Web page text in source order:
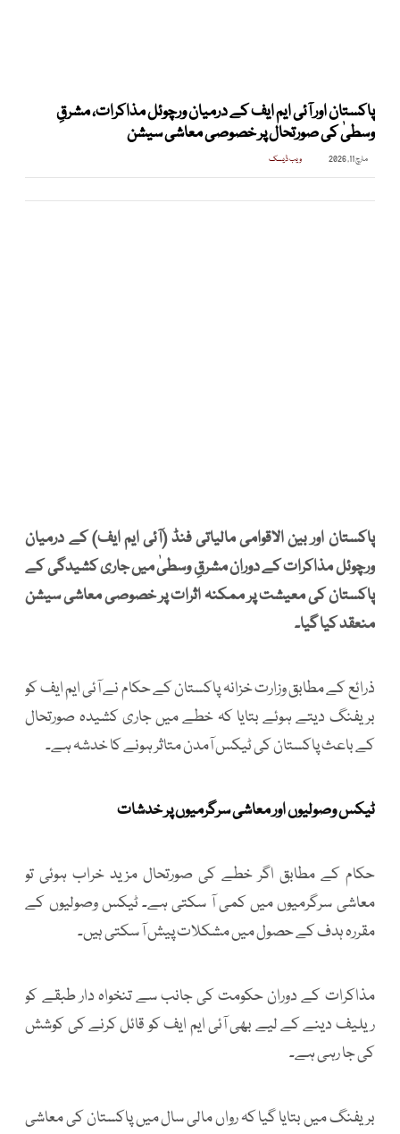
پاکستان اور آئی ایم ایف کے درمیان ورچوئل مذاکرات، مشرقِ
وسطیٰ کی صورتحال پر خصوصی معاشی سیشن
مارچ 11, 2026 ویب ڈیسک
پاکستان اور بین الاقوامی مالیاتی فنڈ (آئی ایم ایف) کے درمیان
ورچوئل مذاکرات کے دوران مشرقِ وسطیٰ میں جاری کشیدگی کے
پاکستان کی معیشت پر ممکنہ اثرات پر خصوصی معاشی سیشن
منعقد کیا گیا۔
ذرائع کے مطابق وزارت خزانہ پاکستان کے حکام نے آئی ایم ایف کو
بریفنگ دیتے ہوئے بتایا کہ خطے میں جاری کشیدہ صورتحال
کے باعث پاکستان کی ٹیکس آمدن متاثر ہونے کا خدشہ ہے۔
ٹیکس وصولیوں اور معاشی سرگرمیوں پر خدشات
حکام کے مطابق اگر خطے کی صورتحال مزید خراب ہوئی تو
معاشی سرگرمیوں میں کمی آ سکتی ہے۔ ٹیکس وصولیوں کے
مقررہ ہدف کے حصول میں مشکلات پیش آ سکتی ہیں۔
مذاکرات کے دوران حکومت کی جانب سے تنخواہ دار طبقے کو
ریلیف دینے کے لیے بھی آئی ایم ایف کو قائل کرنے کی کوشش
کی جا رہی ہے۔
بریفنگ میں بتایا گیا کہ رواں مالی سال میں پاکستان کی معاشی